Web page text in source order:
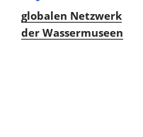
globalen Netzwerk
der Wassermuseen